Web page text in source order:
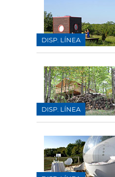
DISP. LÍNEA
DISP. LÍNEA